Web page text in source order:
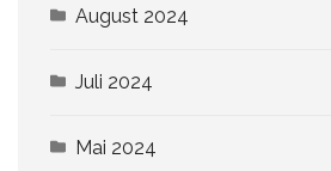
August 2024
Juli 2024
Mai 2024